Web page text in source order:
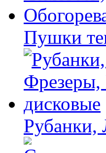
Пушки
Рубанки,